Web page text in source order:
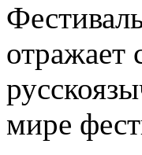
отражает
мире